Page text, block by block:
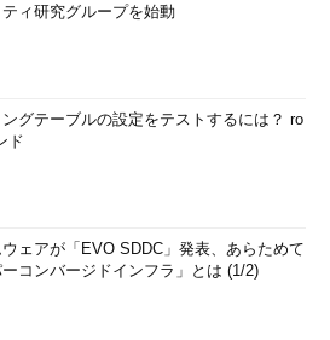
ィ研究グループを始動
グテーブルの設定をテストするには？ ro
ド
ェアが「EVO SDDC」発表、あらためて
ーコンバージドインフラ」とは (1/2)